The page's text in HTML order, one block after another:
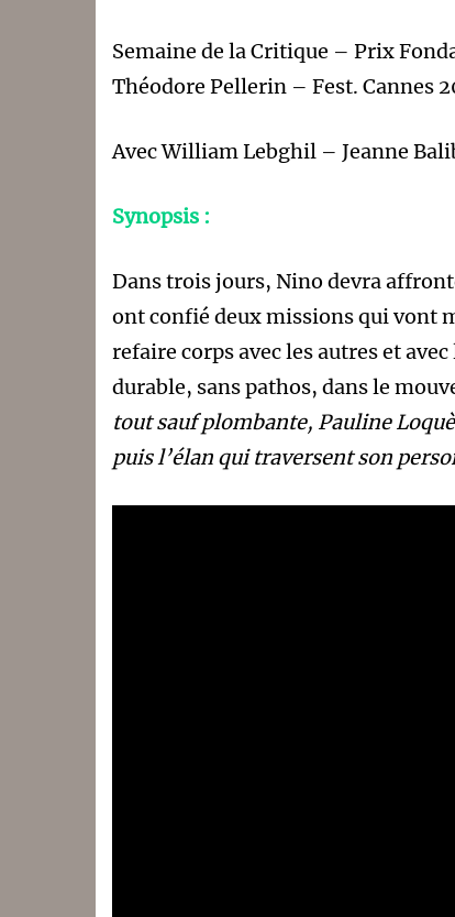
Semaine de la Critique – Prix
Théodore Pellerin – Fest. Cannes
Avec William Lebghil – Jeanne
Synopsis :
Dans trois jours, Nino devra
ont confié deux missions qui vont
refaire corps avec les autres et
durable, sans pathos, dans le
tout sauf plombante, Pauline
puis l’élan qui traversent son